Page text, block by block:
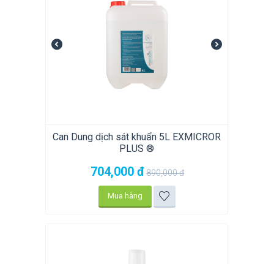
Can Dung dịch sát khuẩn 5L EXMICROR
PLUS ®
704,000 đ890,000đ
Mua hàng